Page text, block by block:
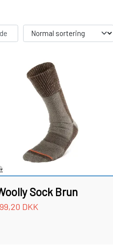
FISKEKROGE
PREDATOR
LIMITED EDITION VARER
Sock Brun
DKK